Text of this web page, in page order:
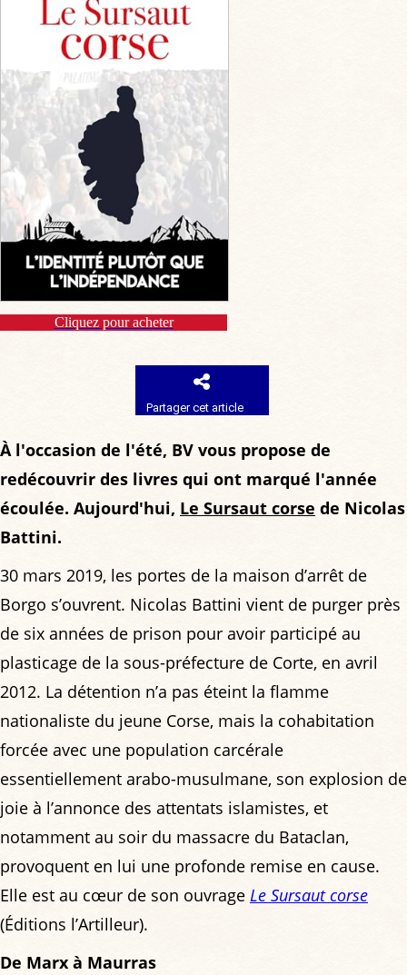
Cliquez pour acheter
Partager cet article
À l'occasion de l'été, BV vous propose de
redécouvrir des livres qui ont marqué l'année
écoulée. Aujourd'hui, Le Sursaut corse de Nicolas
Battini.
30 mars 2019, les portes de la maison d’arrêt de
Borgo s’ouvrent. Nicolas Battini vient de purger près
de six années de prison pour avoir participé au
plasticage de la sous-préfecture de Corte, en avril
2012. La détention n’a pas éteint la flamme
nationaliste du jeune Corse, mais la cohabitation
forcée avec une population carcérale
essentiellement arabo-musulmane, son explosion de
joie à l’annonce des attentats islamistes, et
notamment au soir du massacre du Bataclan,
provoquent en lui une profonde remise en cause.
Elle est au cœur de son ouvrage Le Sursaut corse
(Éditions l’Artilleur).
De Marx à Maurras